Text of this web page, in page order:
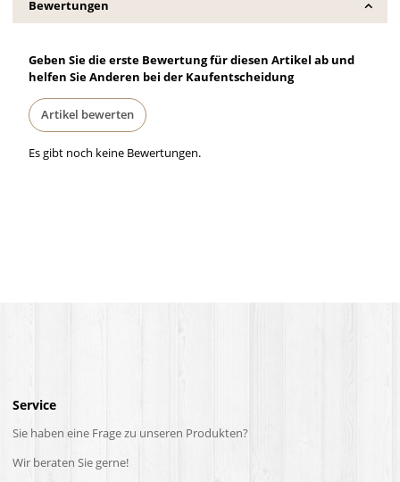
Bewertungen
Geben Sie die erste Bewertung für diesen Artikel ab und
helfen Sie Anderen bei der Kaufentscheidung
Artikel bewerten
Es gibt noch keine Bewertungen.
Service
Sie haben eine Frage zu unseren Produkten?
Wir beraten Sie gerne!